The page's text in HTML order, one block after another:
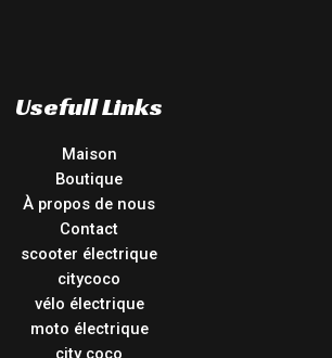
Usefull Links
Maison
Boutique
À propos de nous
Contact
scooter électrique
citycoco
vélo électrique
moto électrique
city coco